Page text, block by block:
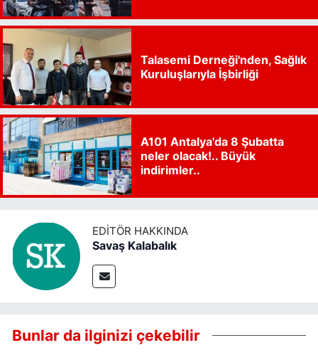
Talasemi Derneği'nden, Sağlık
Kuruluşlarıyla İşbirliği
A101 Antalya'da 8 Şubatta
neler olacak!.. Büyük
indirimler..
EDITÖR HAKKINDA
Savaş Kalabalık
Bunlar da ilginizi çekebilir